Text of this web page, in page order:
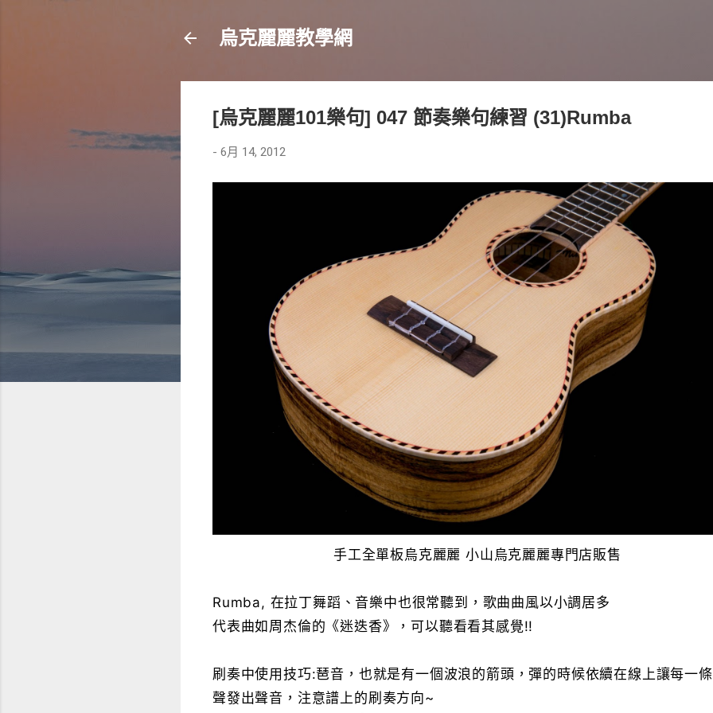
烏克麗麗教學網
[烏克麗麗101樂句] 047 節奏樂句練習 (31)Rumba
- 6月 14, 2012
手工全單板烏克麗麗 小山烏克麗麗專門店販售
Rumba, 在拉丁舞蹈、音樂中也很常聽到，歌曲曲風以小調居多
代表曲如周杰倫的《迷迭香》，可以聽看看其感覺!!
刷奏中使用技巧:琶音，也就是有一個波浪的箭頭，彈的時候依續在線上讓每一
聲發出聲音，注意譜上的刷奏方向~